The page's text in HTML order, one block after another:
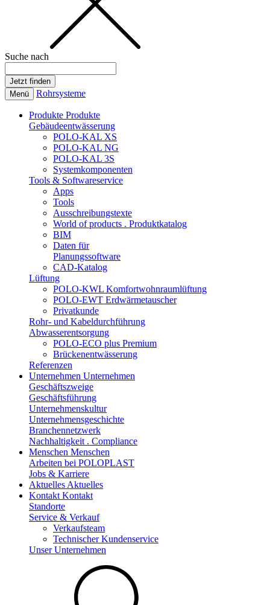
Suche nach
Menü Rohrsysteme
Produkte Produkte
Gebäudeentwässerung
POLO-KAL XS
POLO-KAL NG
POLO-KAL 3S
Systemkomponenten
Tools & Softwareservice
Apps
Tools
Ausschreibungstexte
World of products . Produktkatalog
BIM
Daten für
Planungssoftware
CAD-Katalog
Lüftung
POLO-KWL Komfortwohnraumlüftung
POLO-EWT Erdwärmetauscher
Privatkunde
Rohr- und Kabeldurchführung
Abwasserentsorgung
POLO-ECO plus Premium
Brückenentwässerung
Referenzen
Unternehmen Unternehmen
Geschäftszweige
Geschäftsführung
Unternehmenskultur
Unternehmensgeschichte
Branchennetzwerk
Nachhaltigkeit . Compliance
Menschen Menschen
Arbeiten bei POLOPLAST
Jobs & Karriere
Aktuelles Aktuelles
Kontakt Kontakt
Standorte
Service & Verkauf
Verkaufsteam
Technischer Kundenservice
Unser Unternehmen